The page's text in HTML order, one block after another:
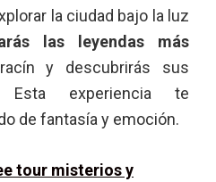
la ciudad bajo la luz
las leyendas más
y descubrirás sus
Esta experiencia te
de fantasía y emoción.
tour misterios y